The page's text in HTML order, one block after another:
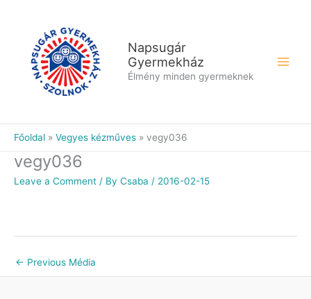
Napsugár
Gyermekház
Élmény minden gyermeknek
Főoldal Vegyes kézműves vegy036
vegy036
Leave a Comment / By Csaba / 2016-02-15
← Previous Média